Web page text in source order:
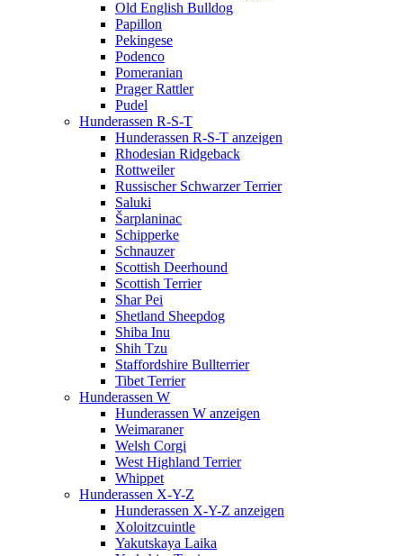
Old English Bulldog
Papillon
Pekingese
Podenco
Pomeranian
Prager Rattler
Pudel
Hunderassen R-S-T
Hunderassen R-S-T anzeigen
Rhodesian Ridgeback
Rottweiler
Russischer Schwarzer Terrier
Saluki
Šarplaninac
Schipperke
Schnauzer
Scottish Deerhound
Scottish Terrier
Shar Pei
Shetland Sheepdog
Shiba Inu
Shih Tzu
Staffordshire Bullterrier
Tibet Terrier
Hunderassen W
Hunderassen W anzeigen
Weimaraner
Welsh Corgi
West Highland Terrier
Whippet
Hunderassen X-Y-Z
Hunderassen X-Y-Z anzeigen
Xoloitzcuintle
Yakutskaya Laika